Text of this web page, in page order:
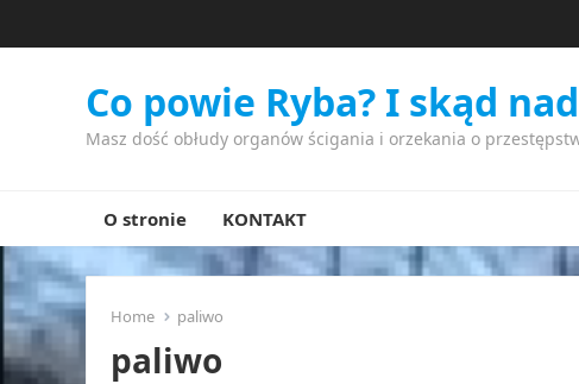
Co powie Ryba? I skąd
Masz dość obłudy organów ścigania i orzekania o
O stronie KONTAKT
Home paliwo
paliwo